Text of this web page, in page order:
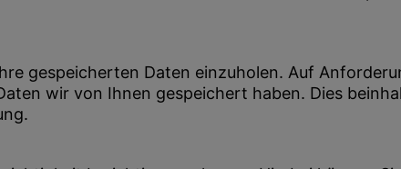
gespeicherten Daten einzuholen. Auf
wir von Ihnen gespeichert haben. Dies